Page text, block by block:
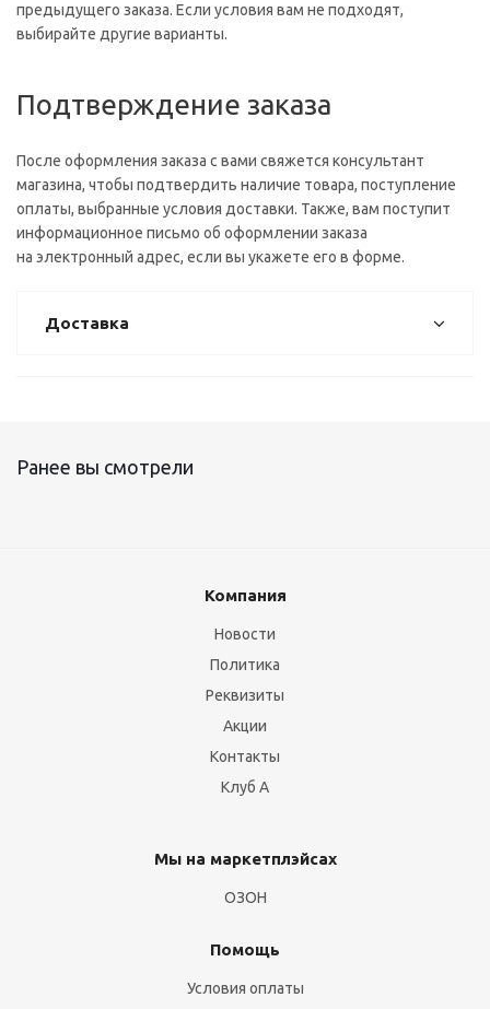
предыдущего заказа. Если условия вам не подходят,
выбирайте другие варианты.
Подтверждение заказа
После оформления заказа с вами свяжется консультант
магазина, чтобы подтвердить наличие товара, поступление
оплаты, выбранные условия доставки. Также, вам поступит
информационное письмо об оформлении заказа
на электронный адрес, если вы укажете его в форме.
Доставка
Ранее вы смотрели
Компания
Новости
Политика
Реквизиты
Акции
Контакты
Клуб А
Мы на маркетплэйсах
ОЗОН
Помощь
Условия оплаты